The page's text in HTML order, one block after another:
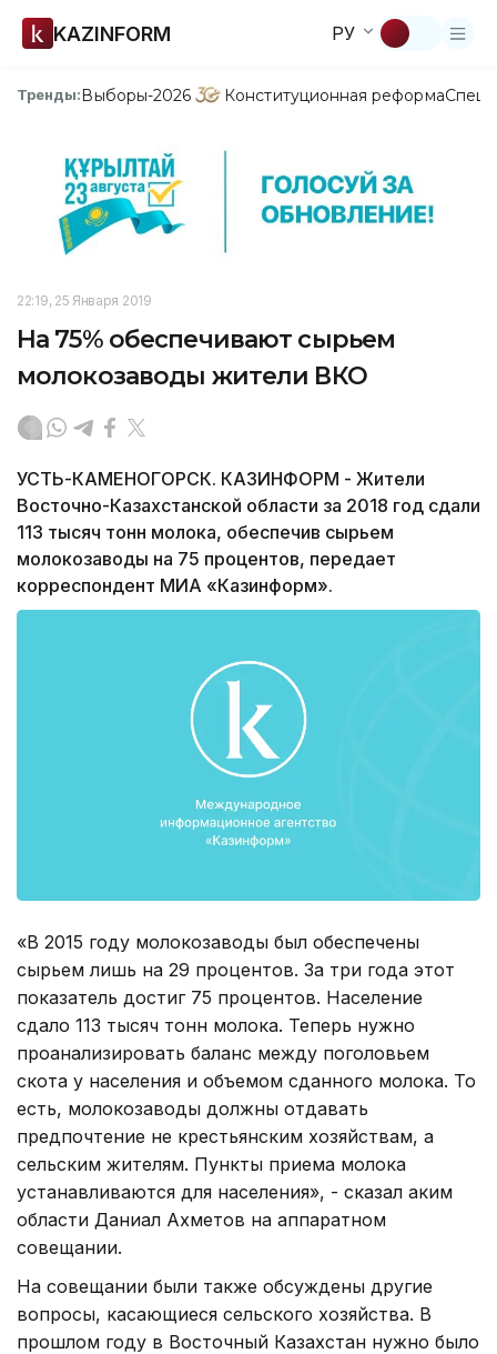
KAZINFORM РУ
Тренды:Выборы-2026 Конституционная реформа
22:19, 25 Января 2019
На 75% обеспечивают сырьем
молокозаводы жители ВКО
УСТЬ-КАМЕНОГОРСК. КАЗИНФОРМ - Жители
Восточно-Казахстанской области за 2018 год сдали
113 тысяч тонн молока, обеспечив сырьем
молокозаводы на 75 процентов, передает
корреспондент МИА «Казинформ».
«В 2015 году молокозаводы был обеспечены
сырьем лишь на 29 процентов. За три года этот
показатель достиг 75 процентов. Население
сдало 113 тысяч тонн молока. Теперь нужно
проанализировать баланс между поголовьем
скота у населения и объемом сданного молока. То
есть, молокозаводы должны отдавать
предпочтение не крестьянским хозяйствам, а
сельским жителям. Пункты приема молока
устанавливаются для населения», - сказал аким
области Даниал Ахметов на аппаратном
совещании.
На совещании были также обсуждены другие
вопросы, касающиеся сельского хозяйства. В
прошлом году в Восточный Казахстан нужно было